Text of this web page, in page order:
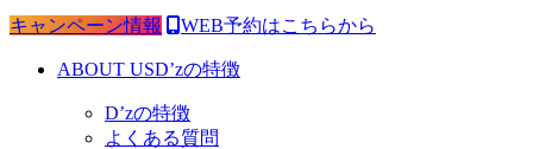
キャンペーン情報 WEB予約はこちらから
ABOUT USD’zの特徴
D’zの特徴
よくある質問